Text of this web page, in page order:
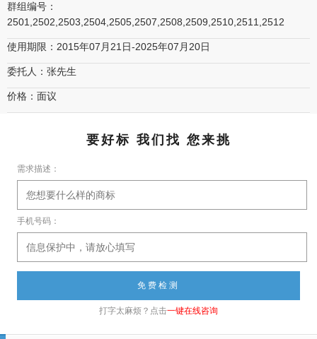
群组编号：
2501,2502,2503,2504,2505,2507,2508,2509,2510,2511,2512
使用期限：2015年07月21日-2025年07月20日
委托人：张先生
价格：面议
要好标 我们找 您来挑
需求描述：
手机号码：
打字太麻烦？点击一键在线咨询